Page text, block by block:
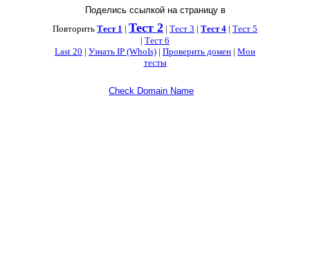
Поделись ссылкой на страницу в
Повторить Тест 1 | Тест 2 | Тест 3 | Тест 4 | Тест 5
| Тест 6
Last 20 | Узнать IP (WhoIs) | Проверить домен | Мои
тесты
Check Domain Name